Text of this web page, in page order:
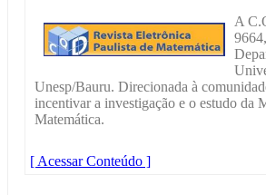
A
Unesp/Bauru. Direcionada à
incentivar a investigação e o estudo da
Matemática.
[ Acessar Conteúdo ]